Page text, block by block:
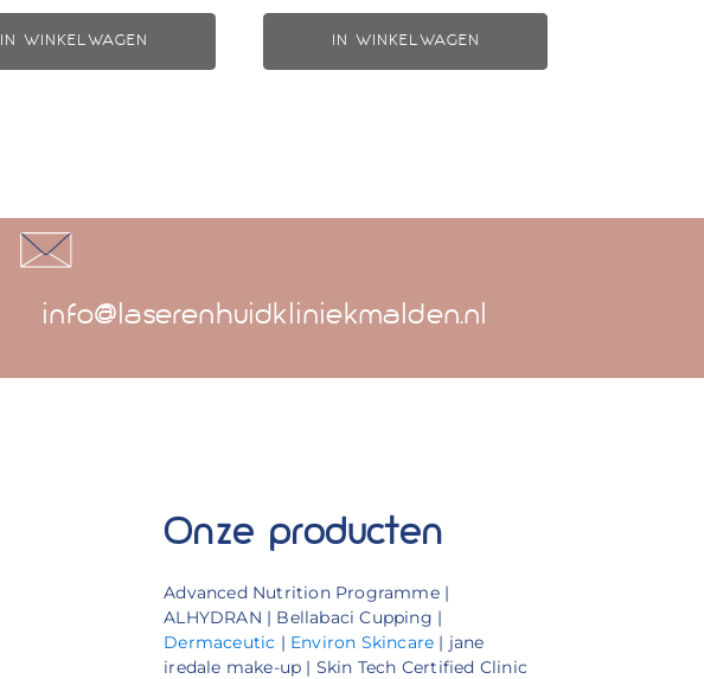
IN WINKELWAGEN IN WINKELWAGEN
info@laserenhuidkliniekmalden.nl
Onze producten
Advanced Nutrition Programme |
ALHYDRAN | Bellabaci Cupping |
Dermaceutic | Environ Skincare | jane
iredale make-up | Skin Tech Certified Clinic